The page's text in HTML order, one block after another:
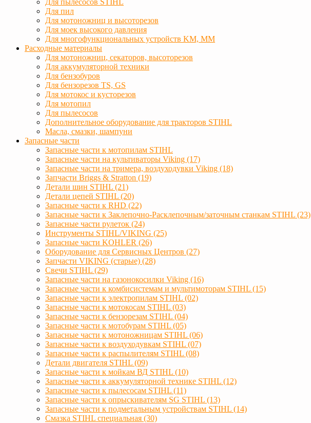
Для пылесосов STIHL
Для пил
Для мотоножниц и высоторезов
Для моек высокого давления
Для многофункциональных устройств KM, MM
Расходные материалы
Для мотоножниц, секаторов, высоторезов
Для аккумуляторной техники
Для бензобуров
Для бензорезов TS, GS
Для мотокос и кусторезов
Для мотопил
Для пылесосов
Дополнительное оборудование для тракторов STIHL
Масла, смазки, шампуни
Запасные части
Запасные части к мотопилам STIHL
Запасные части на культиваторы Viking (17)
Запасные части на тримера, воздуходувки Viking (18)
Запчасти Briggs & Stratton (19)
Детали шин STIHL (21)
Детали цепей STIHL (20)
Запасные части к RHD (22)
Запасные части к Заклепочно-Расклепочным/заточным станкам STIHL (23)
Запасные части рулеток (24)
Инструменты STIHL/VIKING (25)
Запасные части KOHLER (26)
Оборудование для Сервисных Центров (27)
Запчасти VIKING (старые) (28)
Свечи STIHL (29)
Запасные части на газонокосилки Viking (16)
Запасные части к комбисистемам и мультимоторам STIHL (15)
Запасные части к электропилам STIHL (02)
Запасные части к мотокосам STIHL (03)
Запасные части к бензорезам STIHL (04)
Запасные части к мотобурам STIHL (05)
Запасные части к мотоножницам STIHL (06)
Запасные части к воздуходувкам STIHL (07)
Запасные части к распылителям STIHL (08)
Детали двигателя STIHL (09)
Запасные части к мойкам ВД STIHL (10)
Запасные части к аккумуляторной технике STIHL (12)
Запасные части к пылесосам STIHL (11)
Запасные части к опрыскивателям SG STIHL (13)
Запасные части к подметальным устройствам STIHL (14)
Смазка STIHL специальная (30)